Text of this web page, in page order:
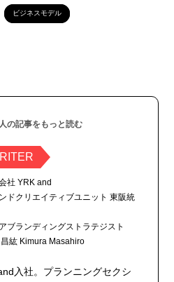
ビジネスモデル
社 YRK and
ドクリエイティブユニット 東阪統
ブランディングストラテジスト
紘 Kimura Masahiro
の記事をもっと読む
入社。プランニングセクシ